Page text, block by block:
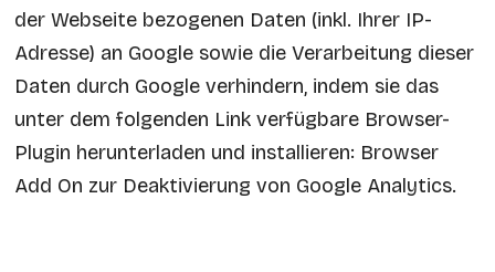
der Webseite bezogenen Daten (inkl. Ihrer IP-
Adresse) an Google sowie die Verarbeitung dieser
Daten durch Google verhindern, indem sie das
unter dem folgenden Link verfügbare Browser-
Plugin herunterladen und installieren: Browser
Add On zur Deaktivierung von Google Analytics.